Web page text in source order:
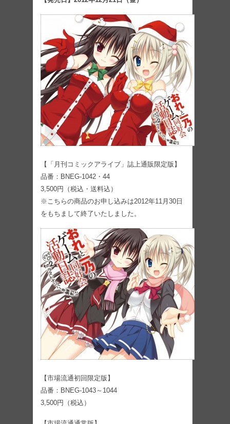
【「月刊コミックアライブ」誌上通販限定版】
品番：BNEG-1042・44
3,500円（税込・送料込）
※こちらの商品のお申し込みは2012年11月30日
をもちまして終了いたしました。
【市場流通初回限定版】
品番：BNEG-1043～1044
3,500円（税込）